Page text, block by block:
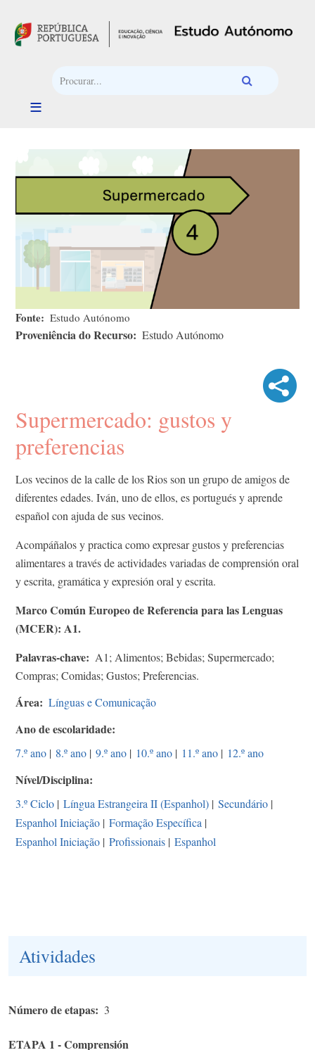
Fonte Estudo Autónomo
Proveniência do Recurso Estudo Autónomo
Supermercado: gustos y
preferencias
Los vecinos de la calle de los Rios son un grupo de amigos de
diferentes edades. Iván, uno de ellos, es portugués y aprende
español con ajuda de sus vecinos.
Acompáñalos y practica como expresar gustos y preferencias
alimentares a través de actividades variadas de comprensión oral
y escrita, gramática y expresión oral y escrita.
Marco Común Europeo de Referencia para las Lenguas
(MCER): A1.
Palavras-chave
A1; Alimentos; Bebidas; Supermercado;
Compras; Comidas; Gustos; Preferencias.
Área Línguas e Comunicação
Ano de escolaridade
7.º ano | 8.º ano | 9.º ano | 10.º ano | 11.º ano | 12.º ano
Nível/Disciplina
3.º Ciclo | Língua Estrangeira II (Espanhol) | Secundário |
Espanhol Iniciação | Formação Específica |
Espanhol Iniciação | Profissionais | Espanhol
Atividades
Número de etapas 3
ETAPA 1 - Comprensión